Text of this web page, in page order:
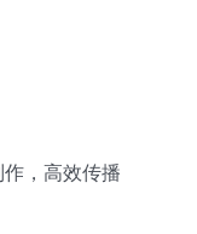
，高效传播